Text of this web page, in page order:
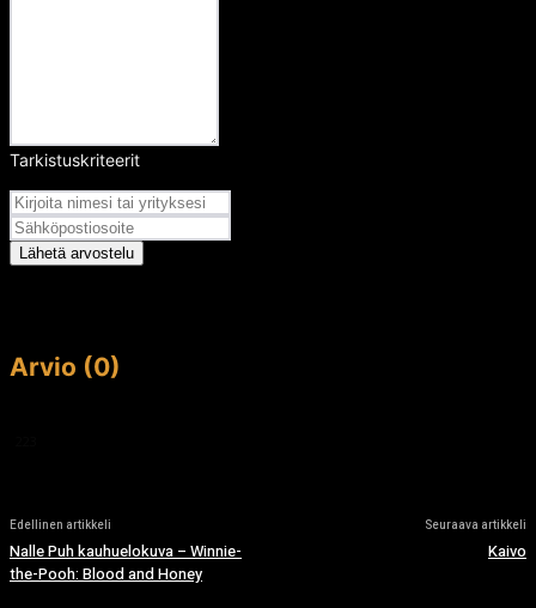
Tarkistuskriteerit
Lähetä arvostelu
Arvio (0)
Edellinen artikkeli
Nalle Puh kauhuelokuva – Winnie-
the-Pooh: Blood and Honey
Seuraava artikkeli
Kaivo